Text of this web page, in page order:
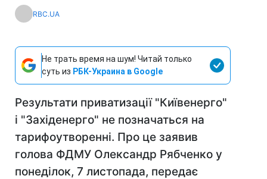
RBC.UA
Не трать время на шум! Читай только
суть из РБК-Украина в Google
Результати приватизації "Київенерго"
і "Західенерго" не позначаться на
тарифоутворенні. Про це заявив
голова ФДМУ Олександр Рябченко у
понеділок, 7 листопада, передає